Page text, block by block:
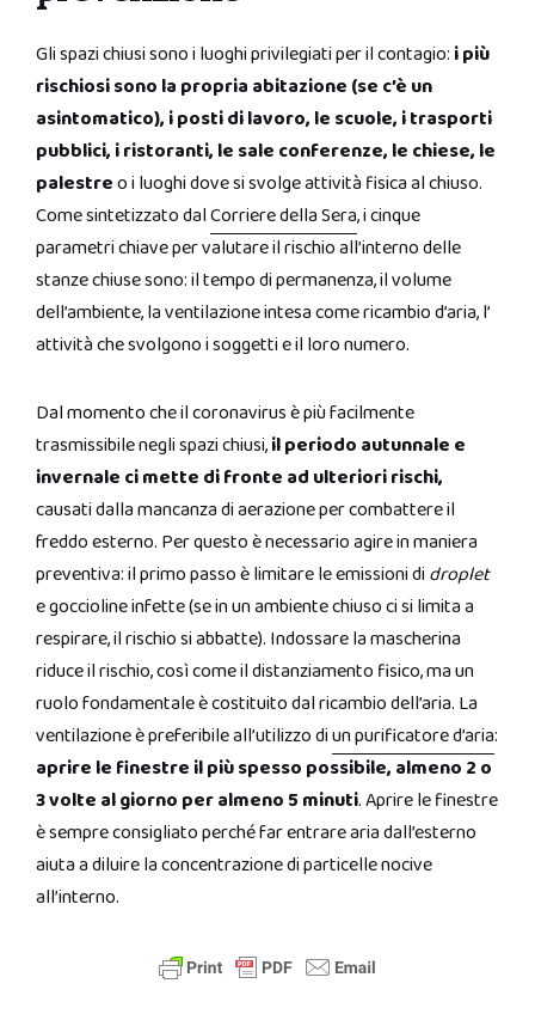
Gli spazi chiusi sono i luoghi privilegiati per il contagio: i più
rischiosi sono la propria abitazione (se c’è un
asintomatico), i posti di lavoro, le scuole, i trasporti
pubblici, i ristoranti, le sale conferenze, le chiese, le
palestreo i luoghi dove si svolge attività fisica al chiuso.
Come sintetizzato dalCorriere della Sera, i cinque
parametri chiave per valutare il rischio all’interno delle
stanze chiuse sono: il tempo di permanenza, il volume
dell’ambiente, la ventilazione intesa come ricambio d’aria, l’
attività che svolgono i soggetti e il loro numero.
Dal momento che il coronavirus è più facilmente
trasmissibile negli spazi chiusi,il periodo autunnale e
invernale ci mette di fronte ad ulteriori rischi,
causati dalla mancanza di aerazione per combattere il
freddo esterno. Per questo è necessario agire in maniera
preventiva: il primo passo è limitare le emissioni didroplet
e goccioline infette (se in un ambiente chiuso ci si limita a
respirare, il rischio si abbatte). Indossare la mascherina
riduce il rischio, così come il distanziamento fisico, ma un
ruolo fondamentale è costituito dal ricambio dell’aria. La
ventilazione è preferibile all’utilizzo diun purificatore d’aria:
aprire le finestre il più spesso possibile, almeno 2 o
3 volte al giorno per almeno 5 minuti. Aprire le finestre
è sempre consigliato perché far entrare aria dall’esterno
aiuta a diluire la concentrazione di particelle nocive
all’interno.